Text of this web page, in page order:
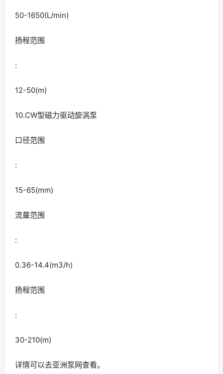
50-1650(L/min)
扬程范围
:
12-50(m)
10.CW型磁力驱动旋涡泵
口径范围
:
15-65(mm)
流量范围
:
0.36-14.4(m3/h)
扬程范围
:
30-210(m)
详情可以去亚洲泵网查看。